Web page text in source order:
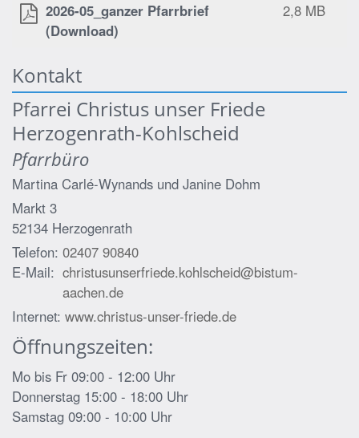
2026-05_ganzer Pfarrbrief
(Download)
2,8 MB
Kontakt
Pfarrei Christus unser Friede
Herzogenrath-Kohlscheid
Pfarrbüro
Martina Carlé-Wynands und Janine Dohm
Markt 3
52134 Herzogenrath
Telefon: 02407 90840
E-Mail: christusunserfriede.kohlscheid@bistum-
aachen.de
Internet: www.christus-unser-friede.de
Öffnungszeiten:
Mo bis Fr 09:00 - 12:00 Uhr
Donnerstag 15:00 - 18:00 Uhr
Samstag 09:00 - 10:00 Uhr